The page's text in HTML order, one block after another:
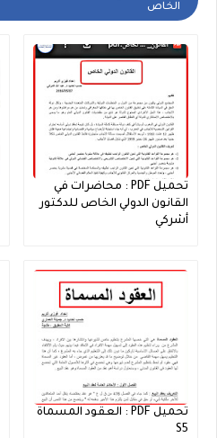
الخاص
تحميل PDF : محاضرات في
القانون الدولي الخاص للدكتور
أشركي
تحميل PDF : العقود المسماة
S5